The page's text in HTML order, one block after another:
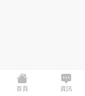
首頁 資訊